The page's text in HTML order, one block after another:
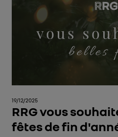
19/12/2025
RRG vous
fêtes de fin